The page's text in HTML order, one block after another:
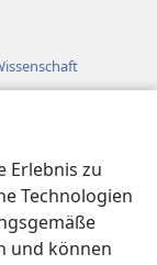
Erlebnis zu
Technologien
und können